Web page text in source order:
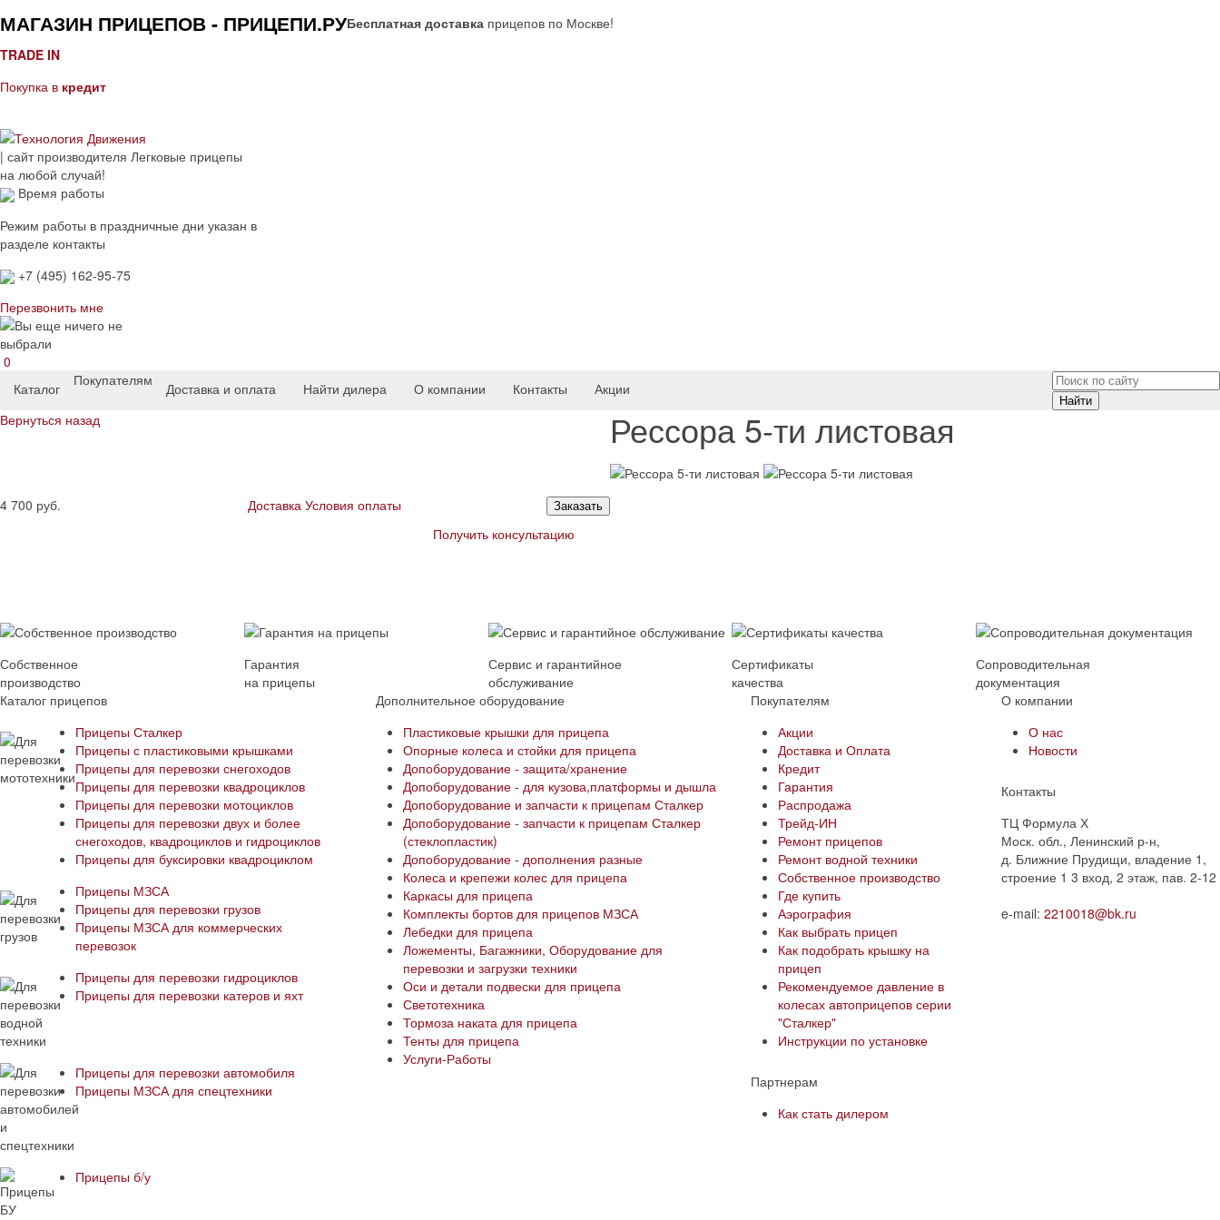
МАГАЗИН ПРИЦЕПОВ - ПРИЦЕПИ.РУБесплатная доставка прицепов по Москве!
TRADE IN
Покупка в кредит
| сайт производителя Легковые прицепы
на любой случай!
Время работы
Режим работы в праздничные дни указан в
разделе контакты
+7 (495) 162-95-75
Перезвонить мне
0
Каталог
Покупателям Доставка и оплата Найти дилера О компании Контакты Акции
Найти
Вернуться назад Рессора 5-ти листовая
4 700 руб. Доставка Условия оплаты Заказать
Получить консультацию
Собственное
производство
Гарантия
на прицепы
Сервис и гарантийное
обслуживание
Сертификаты
качества
Сопроводительная
документация
Каталог прицепов
Прицепы Сталкер
Прицепы с пластиковыми крышками
Прицепы для перевозки снегоходов
Прицепы для перевозки квадроциклов
Прицепы для перевозки мотоциклов
Прицепы для перевозки двух и более
снегоходов, квадроциклов и гидроциклов
Прицепы для буксировки квадроциклом
Прицепы МЗСА
Прицепы для перевозки грузов
Прицепы МЗСА для коммерческих
перевозок
Прицепы для перевозки гидроциклов
Прицепы для перевозки катеров и яхт
Прицепы для перевозки автомобиля
Прицепы МЗСА для спецтехники
Прицепы б/у
Дополнительное оборудование
Пластиковые крышки для прицепа
Опорные колеса и стойки для прицепа
Допоборудование - защита/хранение
Допоборудование - для кузова,платформы и дышла
Допоборудование и запчасти к прицепам Сталкер
Допоборудование - запчасти к прицепам Сталкер
(стеклопластик)
Допоборудование - дополнения разные
Колеса и крепежи колес для прицепа
Каркасы для прицепа
Комплекты бортов для прицепов МЗСА
Лебедки для прицепа
Ложементы, Багажники, Оборудование для
перевозки и загрузки техники
Оси и детали подвески для прицепа
Светотехника
Тормоза наката для прицепа
Тенты для прицепа
Услуги-Работы
Покупателям
Акции
Доставка и Оплата
Кредит
Гарантия
Распродажа
Трейд-ИН
Ремонт прицепов
Ремонт водной техники
Собственное производство
Где купить
Аэрография
Как выбрать прицеп
Как подобрать крышку на
прицеп
Рекомендуемое давление в
колесах автоприцепов серии
"Сталкер"​
Инструкции по установке
Партнерам
Как стать дилером
О компании
О нас
Новости
Контакты
ТЦ Формула Х
Моск. обл., Ленинский р-н,
д. Ближние Прудищи, владение 1,
строение 1 3 вход, 2 этаж, пав. 2-12
e-mail:2210018@bk.ru